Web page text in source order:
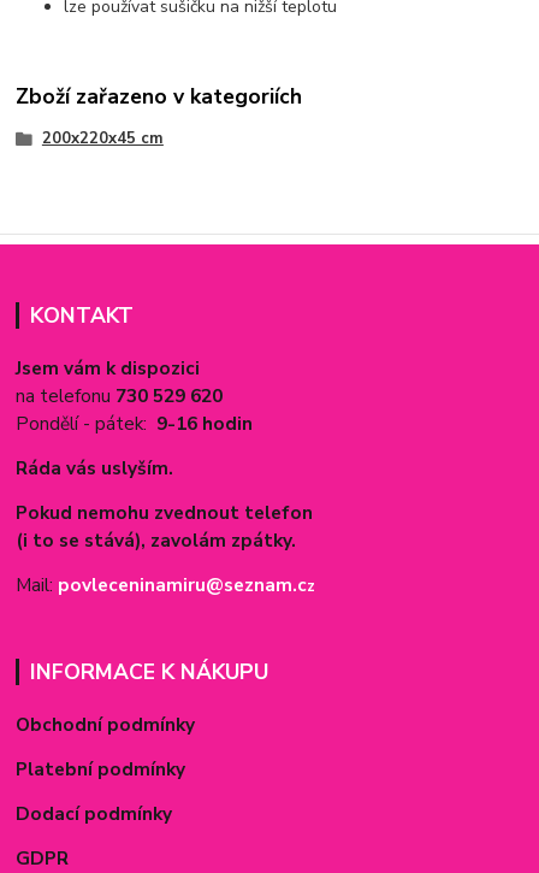
lze používat sušičku na nižší teplotu
Zboží zařazeno v kategoriích
200x220x45 cm
KONTAKT
Jsem vám k dispozici
na telefonu 730 529 620
Pondělí - pátek: 9-16 hodin
Ráda vás uslyším.
Pokud nemohu zvednout telefon
(i to se stává), zavolám zpátky.
Mail: povleceninamiru@seznam.cz
INFORMACE K NÁKUPU
Obchodní podmínky
Platební podmínky
Dodací podmínky
GDPR